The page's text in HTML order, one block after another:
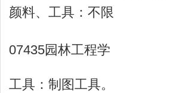
颜料、工具：不限
07435园林工程学
工具：制图工具。